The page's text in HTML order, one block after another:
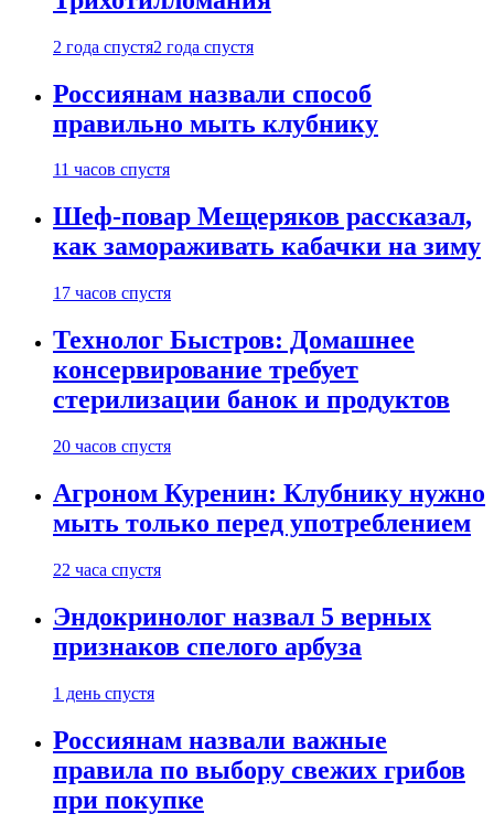
2 года спустя2 года спустя
Россиянам назвали способ
правильно мыть клубнику
11 часов спустя
Шеф-повар Мещеряков рассказал,
как замораживать кабачки на зиму
17 часов спустя
Технолог Быстров: Домашнее
консервирование требует
стерилизации банок и продуктов
20 часов спустя
Агроном Куренин: Клубнику нужно
мыть только перед употреблением
22 часа спустя
Эндокринолог назвал 5 верных
признаков спелого арбуза
1 день спустя
Россиянам назвали важные
правила по выбору свежих грибов
при покупке